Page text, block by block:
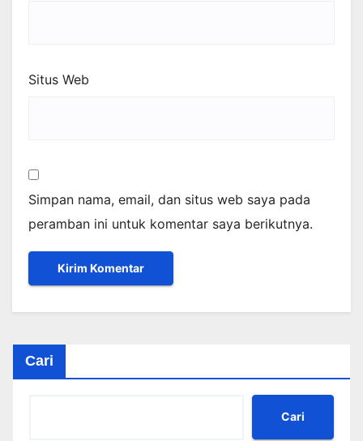
Situs Web
Simpan nama, email, dan situs web saya pada
peramban ini untuk komentar saya berikutnya.
Cari
Cari